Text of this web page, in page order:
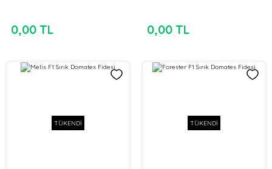
0,00 TL 0,00 TL
TÜKENDİ TÜKENDİ